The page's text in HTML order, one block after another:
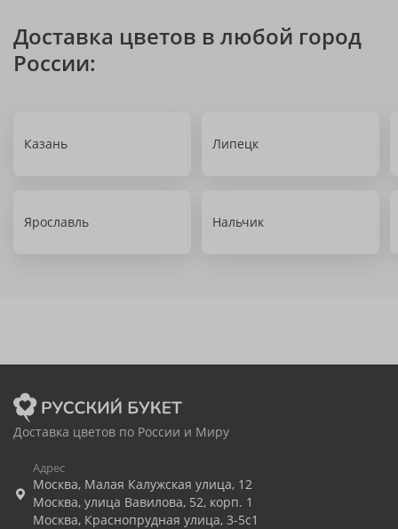
Доставка цветов в любой город
России:
Казань Липецк
Ярославль Нальчик
Доставка цветов по России и Миру
Адрес
Москва, Малая Калужская улица, 12
Москва, улица Вавилова, 52, корп. 1
Москва, Краснопрудная улица, 3-5с1